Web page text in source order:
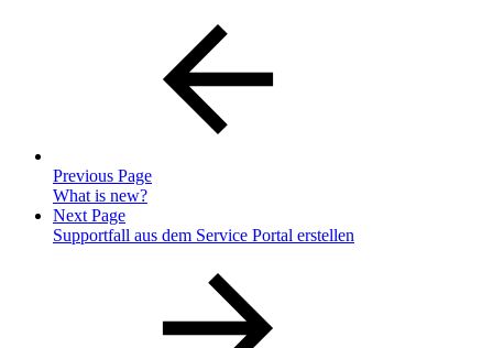
Previous Page
What is new?
Next Page
Supportfall aus dem Service Portal erstellen